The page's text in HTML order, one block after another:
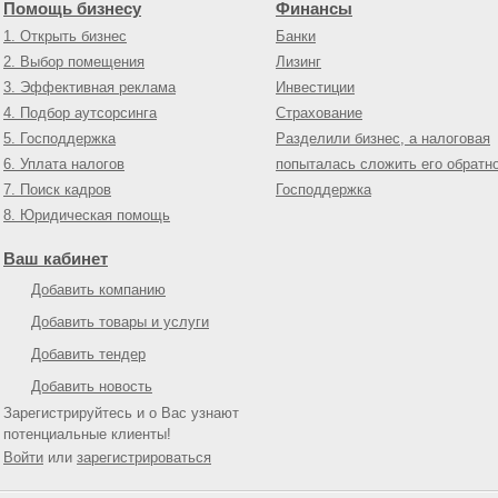
Помощь бизнесу
1. Открыть бизнес
2. Выбор помещения
3. Эффективная реклама
4. Подбор аутсорсинга
5. Господдержка
6. Уплата налогов
7. Поиск кадров
8. Юридическая помощь
Финансы
Банки
Лизинг
Инвестиции
Страхование
Разделили бизнес, а налоговая
попыталась сложить его
Господдержка
Ваш кабинет
Добавить компанию
Добавить товары и услуги
Добавить тендер
Добавить новость
Зарегистрируйтесь и о Вас узнают
потенциальные клиенты!
Войти или зарегистрироваться